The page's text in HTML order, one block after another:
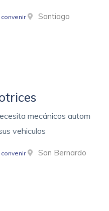
Santiago
mecánicos autom
vehiculos
San Bernardo